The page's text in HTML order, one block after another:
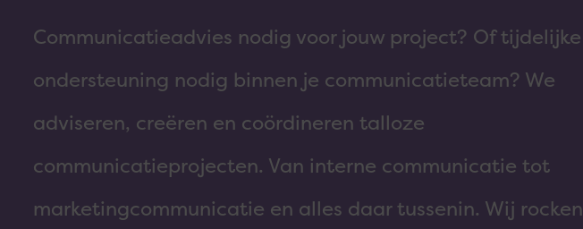
Communicatieadvies nodig voor jouw project? Of tijdelijke
ondersteuning nodig binnen je communicatieteam? We
adviseren, creëren en coördineren talloze
communicatieprojecten. Van interne communicatie tot
marketingcommunicatie en alles daar tussenin. Wij rocken